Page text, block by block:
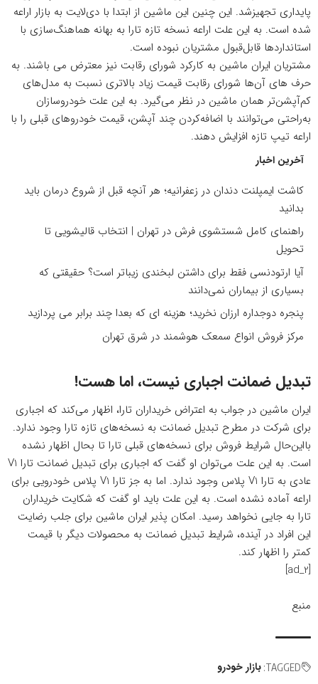
پایداری تجهیزشد. این چنین این ماشین از ابتدا با دی‌لایت به بازار اراعه
شده است. به این علت اراعه نسخه تازه تارا به بهانه هماهنگ‌سازی با
استانداردها قابل‌قبول مشتریان نبوده است.
مشتریان ایران ماشین به کارکرد شورای رقابت نیز معترض می باشند. به
حرف های آن‌ها شورای رقابت قیمت زیاد بالاتری نسبت به مدل‌های
کم‌آپشن‌تر همان ماشین در نظر می‌گیرد. به این علت خودروسازان
به‌راحتی می‌توانند با اضافه‌کردن چند آپشن، قیمت خودروهای قبلی را با
اراعه تیپ تازه افزایش دهند.
آخرین اخبار
کاشت ایمپلنت دندان در زعفرانیه؛ هر آنچه قبل از شروع درمان باید
بدانید
راهنمای کامل شستشوی فرش در تهران | انتخاب قالیشویی تا
تحویل
آیا ارتودنسی فقط برای داشتن لبخندی زیباتر است؟ حقیقتی که
بسیاری از بیماران نمی‌دانند
پنجره دوجداره ارزان نخرید؛ هزینه ای که بعدا چند برابر می پردازید
مرکز فروش انواع سمعک هوشمند در شرق تهران
تبدیل ضمانت اجباری نیست، اما هست!
ایران ماشین در جواب به اعتراض خریداران تارا، اظهار می‌کند که اجباری
برای شرکت در مطرح تبدیل ضمانت به نسخه‌های تازه تارا وجود ندارد.
بااین‌حال شرایط فروش برای نسخه‌های قبلی تارا تا بحال اظهار نشده
است. به این علت می‌توان او گفت که اجباری برای تبدیل ضمانت تارا V1
عادی به تارا V1‌ پلاس وجود ندارد. اما به جز تارا V1‌ پلاس خودرویی برای
اراعه آماده نشده است. به این علت باید او گفت که شکایت خریداران
تارا به جایی نخواهد رسید. امکان پذیر ایران ماشین برای جلب رضایت
این افراد در آینده، شرایط تبدیل ضمانت به محصولات دیگر با قیمت
کمتر را اظهار کند.
[ad_2]
منبع
TAGGED: بازار خودرو